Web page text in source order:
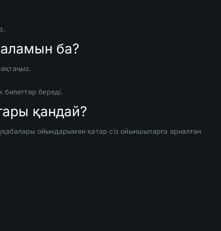
ба?
билеттер береді.
қандай?
ойындарымен қатар сіз ойыншыларға арналған